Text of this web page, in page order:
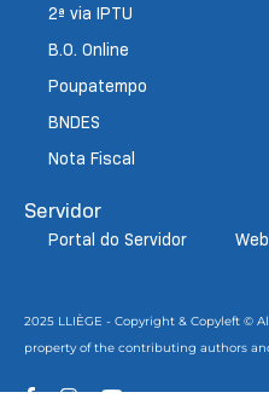
2ª via IPTU
B.O. Online
Poupatempo
BNDES
Nota Fiscal
Servidor
Portal do Servidor
2025 LLIÈGE - Copyright & Copyleft ©
property of the contributing authors